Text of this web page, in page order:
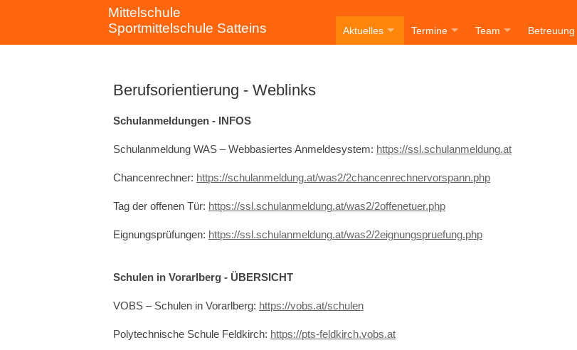
Mittelschule
Sportmittelschule Satteins
Aktuelles Termine Team Betreuung
Berufsorientierung - Weblinks
Schulanmeldungen - INFOS
Schulanmeldung WAS – Webbasiertes Anmeldesystem: https://ssl.schulanmeldung.at
Chancenrechner: https://schulanmeldung.at/was2/2chancenrechnervorspann.php
Tag der offenen Tür: https://ssl.schulanmeldung.at/was2/2offenetuer.php
Eignungsprüfungen: https://ssl.schulanmeldung.at/was2/2eignungspruefung.php
Schulen in Vorarlberg - ÜBERSICHT
VOBS – Schulen in Vorarlberg: https://vobs.at/schulen
Polytechnische Schule Feldkirch: https://pts-feldkirch.vobs.at